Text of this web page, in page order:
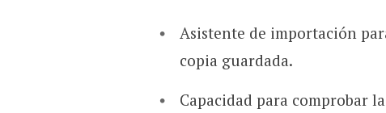
Asistente de importación
copia guardada.
Capacidad para comprobar